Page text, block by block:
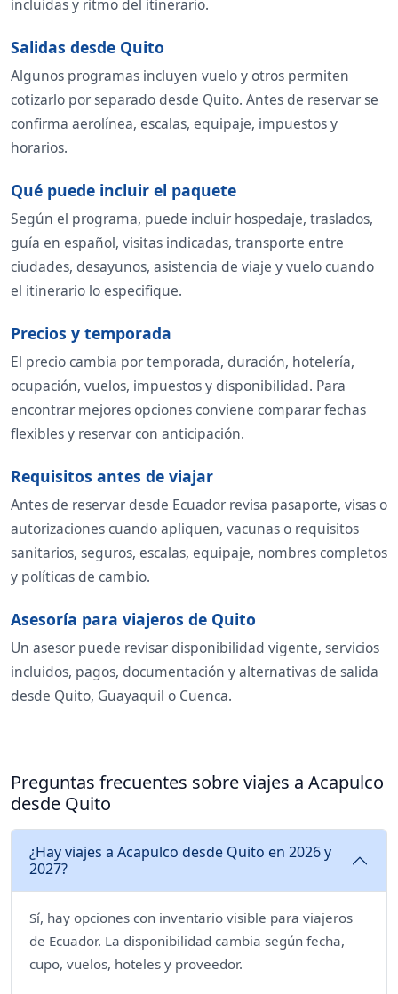
incluidas y ritmo del itinerario.
Salidas desde Quito
Algunos programas incluyen vuelo y otros permiten
cotizarlo por separado desde Quito. Antes de reservar se
confirma aerolínea, escalas, equipaje, impuestos y
horarios.
Qué puede incluir el paquete
Según el programa, puede incluir hospedaje, traslados,
guía en español, visitas indicadas, transporte entre
ciudades, desayunos, asistencia de viaje y vuelo cuando
el itinerario lo especifique.
Precios y temporada
El precio cambia por temporada, duración, hotelería,
ocupación, vuelos, impuestos y disponibilidad. Para
encontrar mejores opciones conviene comparar fechas
flexibles y reservar con anticipación.
Requisitos antes de viajar
Antes de reservar desde Ecuador revisa pasaporte, visas o
autorizaciones cuando apliquen, vacunas o requisitos
sanitarios, seguros, escalas, equipaje, nombres completos
y políticas de cambio.
Asesoría para viajeros de Quito
Un asesor puede revisar disponibilidad vigente, servicios
incluidos, pagos, documentación y alternativas de salida
desde Quito, Guayaquil o Cuenca.
Preguntas frecuentes sobre viajes a Acapulco
desde Quito
¿Hay viajes a Acapulco desde Quito en 2026 y
2027?
Sí, hay opciones con inventario visible para viajeros
de Ecuador. La disponibilidad cambia según fecha,
cupo, vuelos, hoteles y proveedor.